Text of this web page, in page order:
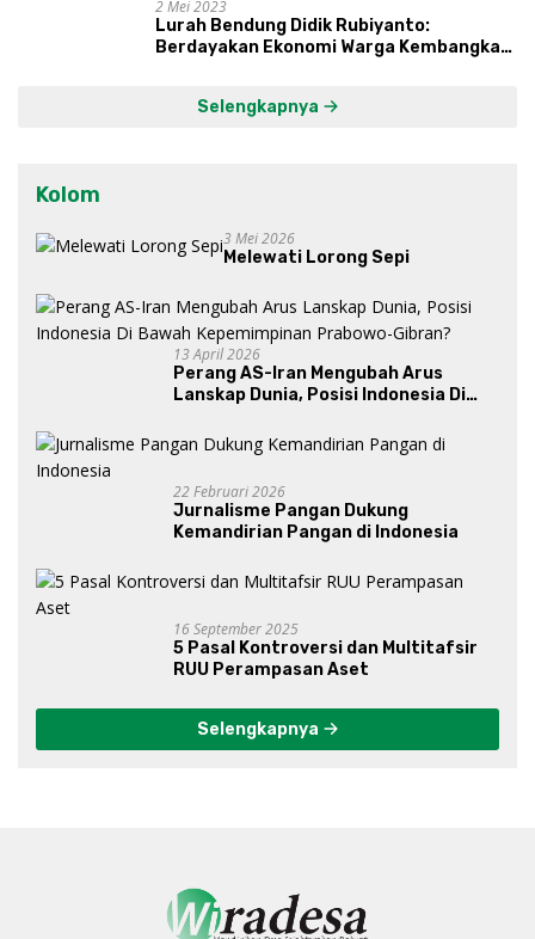
2 Mei 2023
Lurah Bendung Didik Rubiyanto:
Berdayakan Ekonomi Warga Kembangkan
Selengkapnya
Kolom
3 Mei 2026
Melewati Lorong Sepi
13 April 2026
Perang AS-Iran Mengubah Arus
Lanskap Dunia, Posisi Indonesia Di
Gibran?
22 Februari 2026
Jurnalisme Pangan Dukung
Kemandirian Pangan di Indonesia
16 September 2025
5 Pasal Kontroversi dan Multitafsir
RUU Perampasan Aset
Selengkapnya